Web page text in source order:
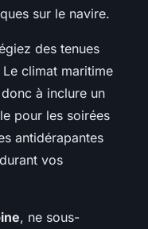
sur le navire.
des tenues
climat maritime
à inclure un
pour les soirées
antidérapantes
vos
, ne sous-